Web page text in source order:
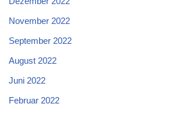
November 2022
September 2022
August 2022
Juni 2022
Februar 2022